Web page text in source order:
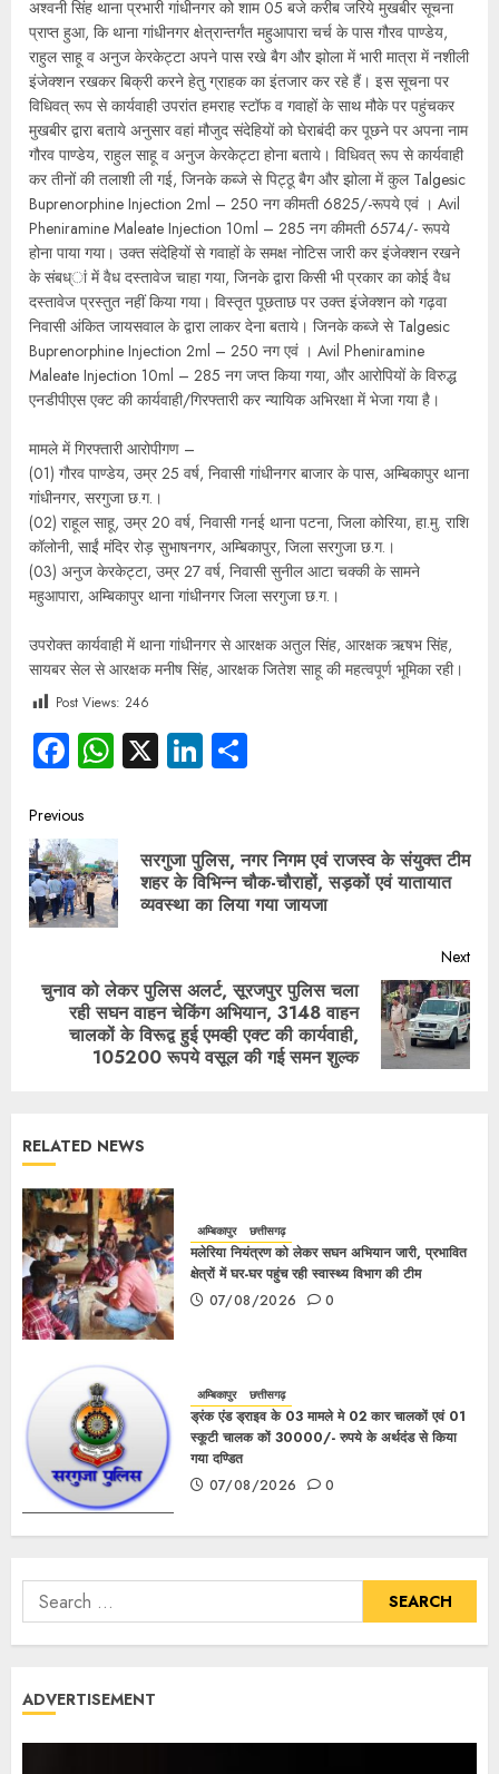
अश्वनी सिंह थाना प्रभारी गांधीनगर को शाम 05 बजे करीब जरिये मुखबीर सूचना
प्राप्त हुआ, कि थाना गांधीनगर क्षेत्रान्तर्गंत महुआपारा चर्च के पास गौरव पाण्डेय,
राहुल साहू व अनुज केरकेट्टा अपने पास रखे बैग और झोला में भारी मात्रा में नशीली
इंजेक्शन रखकर बिक्री करने हेतु ग्राहक का इंतजार कर रहे हैं। इस सूचना पर
विधिवत् रूप से कार्यवाही उपरांत हमराह स्टॉफ व गवाहों के साथ मौके पर पहुंचकर
मुखबीर द्वारा बताये अनुसार वहां मौजुद संदेहियों को घेराबंदी कर पूछने पर अपना नाम
गौरव पाण्डेय, राहुल साहू व अनुज केरकेट्टा होना बताये। विधिवत् रूप से कार्यवाही
कर तीनों की तलाशी ली गई, जिनके कब्जे से पिट्ठू बैग और झोला में कुल Talgesic
Buprenorphine Injection 2ml – 250 नग कीमती 6825/-रूपये एवं । Avil
Pheniramine Maleate Injection 10ml – 285 नग कीमती 6574/- रूपये
होना पाया गया। उक्त संदेहियों से गवाहों के समक्ष नोटिस जारी कर इंजेक्शन रखने
के संबध्ां में वैध दस्तावेज चाहा गया, जिनके द्वारा किसी भी प्रकार का कोई वैध
दस्तावेज प्रस्तुत नहीं किया गया। विस्तृत पूछताछ पर उक्त इंजेक्शन को गढ़वा
निवासी अंकित जायसवाल के द्वारा लाकर देना बताये। जिनके कब्जे से Talgesic
Buprenorphine Injection 2ml – 250 नग एवं । Avil Pheniramine
Maleate Injection 10ml – 285 नग जप्त किया गया, और आरोपियों के विरुद्ध
एनडीपीएस एक्ट की कार्यवाही/गिरफ्तारी कर न्यायिक अभिरक्षा में भेजा गया है।
मामले में गिरफ्तारी आरोपीगण –
(01) गौरव पाण्डेय, उम्र 25 वर्ष, निवासी गांधीनगर बाजार के पास, अम्बिकापुर थाना
गांधीनगर, सरगुजा छ.ग.।
(02) राहूल साहू, उम्र 20 वर्ष, निवासी गनई थाना पटना, जिला कोरिया, हा.मु. राशि
कॉलोनी, साईं मंदिर रोड़ सुभाषनगर, अम्बिकापुर, जिला सरगुजा छ.ग.।
(03) अनुज केरकेट्टा, उम्र 27 वर्ष, निवासी सुनील आटा चक्की के सामने
महुआपारा, अम्बिकापुर थाना गांधीनगर जिला सरगुजा छ.ग.।
उपरोक्त कार्यवाही में थाना गांधीनगर से आरक्षक अतुल सिंह, आरक्षक ऋषभ सिंह,
सायबर सेल से आरक्षक मनीष सिंह, आरक्षक जितेश साहू की महत्वपूर्ण भूमिका रही।
Post Views: 246
Facebook
WhatsApp
X LinkedIn
Previous
सरगुजा पुलिस, नगर निगम एवं राजस्व के संयुक्त टीम
शहर के विभिन्न चौक-चौराहों, सड़कों एवं यातायात
व्यवस्था का लिया गया जायजा
Next
चुनाव को लेकर पुलिस अलर्ट, सूरजपुर पुलिस चला
रही सघन वाहन चेकिंग अभियान, 3148 वाहन
चालकों के विरूद्व हुई एमव्ही एक्ट की कार्यवाही,
105200 रूपये वसूल की गई समन शुल्क
RELATED NEWS
अम्बिकापुर छत्तीसगढ़
मलेरिया नियंत्रण को लेकर सघन अभियान जारी, प्रभावित
क्षेत्रों में घर-घर पहुंच रही स्वास्थ्य विभाग की टीम
07/08/2026
0
अम्बिकापुर छत्तीसगढ़
ड्रंक एंड ड्राइव के 03 मामले मे 02 कार चालकों एवं 01
स्कूटी चालक कों 30000/- रुपये के अर्थदंड से किया
गया दण्डित
07/08/2026
0
ADVERTISEMENT